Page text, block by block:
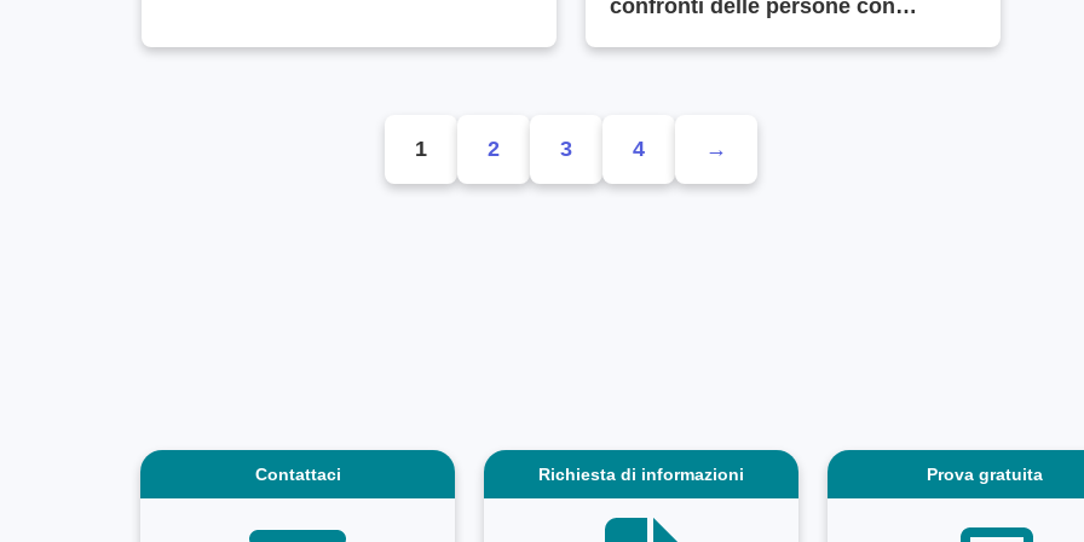
confronti delle persone con
1 2 3 4 →
Contattaci Richiesta di informazioni Prova gratuita